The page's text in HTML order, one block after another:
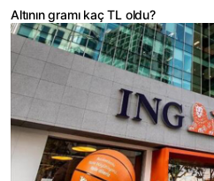
Altının gramı kaç TL oldu?